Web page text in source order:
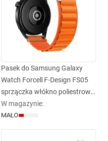
Pasek do Samsung Galaxy
Watch Forcell F-Design FS05
sprzączka włókno poliestrowe
22 mm pomarańczowy
W magazynie:
MAŁO